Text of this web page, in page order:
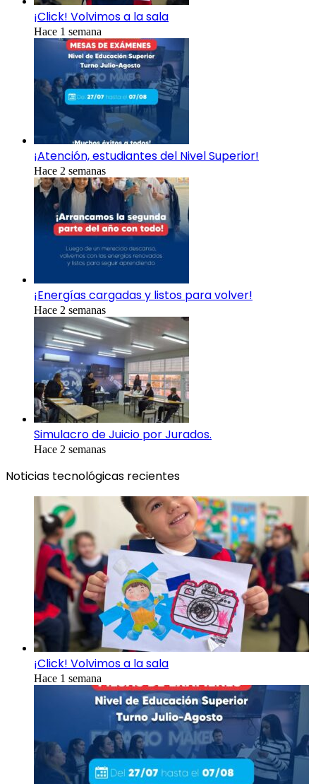
¡Click! Volvimos a la sala
Hace 1 semana
¡Atención, estudiantes del Nivel Superior!
Hace 2 semanas
¡Energías cargadas y listos para volver!
Hace 2 semanas
Simulacro de Juicio por Jurados.
Hace 2 semanas
Noticias tecnológicas recientes
¡Click! Volvimos a la sala
Hace 1 semana